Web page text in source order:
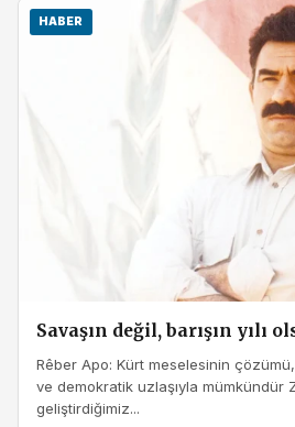
HABER
Savaşın değil, barışın yılı
Rêber Apo: Kürt meselesinin
ve demokratik uzlaşıyla mümkündür
geliştirdiğimiz...